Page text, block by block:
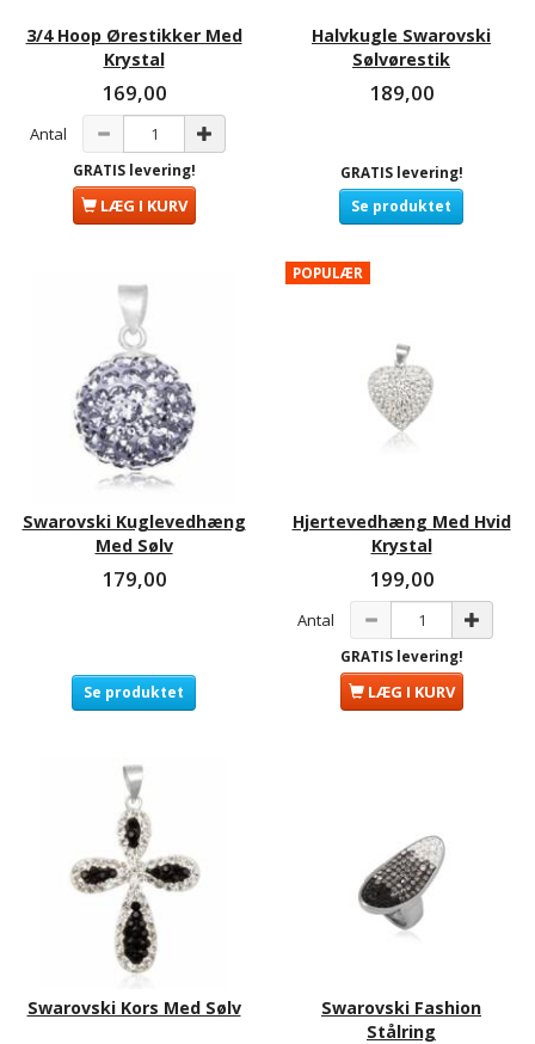
3/4 Hoop Ørestikker Med
Krystal
169,00
Antal
GRATIS levering!
LÆG I KURV
Halvkugle Swarovski
Sølvørestik
189,00
GRATIS levering!
Se produktet
Swarovski Kuglevedhæng
Med Sølv
179,00
Se produktet
POPULÆR
Hjertevedhæng Med Hvid
Krystal
199,00
Antal
GRATIS levering!
LÆG I KURV
Swarovski Kors Med Sølv
Swarovski Fashion
Stålring